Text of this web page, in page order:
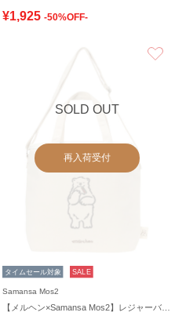
¥1,925 -50%OFF-
SOLD OUT
再入荷受付
タイムセール対象 SALE
Samansa Mos2